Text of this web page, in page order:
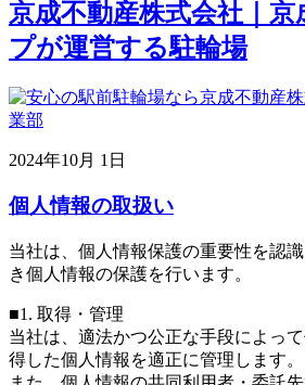
京成不動産株式会社｜京
プが運営する駐輪場
2024年10月 1日
個人情報の取扱い
当社は、個人情報保護の重要性を認
き個人情報の保護を行います。
■1. 取得・管理
当社は、適法かつ公正な手段によっ
得した個人情報を適正に管理します。